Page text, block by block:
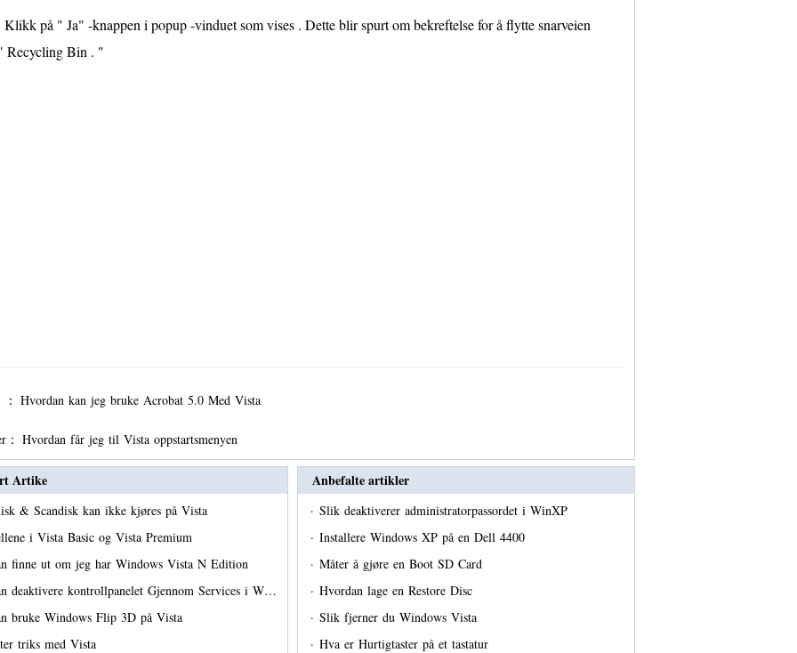
Klikk på " Ja" -knappen i popup -vinduet som vises . Dette blir spurt om bekreftelse for å flytte snarveien
Recycling Bin . "
Hvordan kan jeg bruke Acrobat 5.0 Med Vista
： Hvordan får jeg til Vista oppstartsmenyen
Artike
& Scandisk kan ikke kjøres på Vista
i Vista Basic og Vista Premium
finne ut om jeg har Windows Vista N Edition
deaktivere kontrollpanelet Gjennom Services i W…
bruke Windows Flip 3D på Vista
triks med Vista
Anbefalte artikler
· Slik deaktiverer administratorpassordet i WinXP
· Installere Windows XP på en Dell 4400
· Måter å gjøre en Boot SD Card
· Hvordan lage en Restore Disc
· Slik fjerner du Windows Vista
· Hva er Hurtigtaster på et tastatur